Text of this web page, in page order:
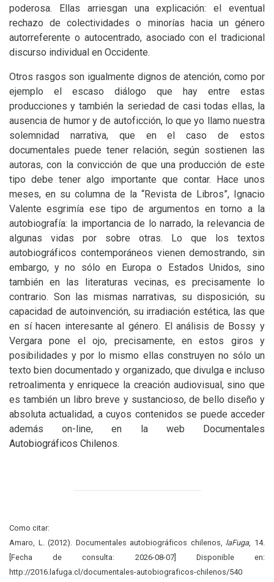
poderosa. Ellas arriesgan una explicación: el eventual
rechazo de colectividades o minorías hacia un género
autorreferente o autocentrado, asociado con el tradicional
discurso individual en Occidente.
Otros rasgos son igualmente dignos de atención, como por
ejemplo el escaso diálogo que hay entre estas
producciones y también la seriedad de casi todas ellas, la
ausencia de humor y de autoficción, lo que yo llamo nuestra
solemnidad narrativa, que en el caso de estos
documentales puede tener relación, según sostienen las
autoras, con la convicción de que una producción de este
tipo debe tener algo importante que contar. Hace unos
meses, en su columna de la “Revista de Libros”, Ignacio
Valente esgrimía ese tipo de argumentos en torno a la
autobiografía: la importancia de lo narrado, la relevancia de
algunas vidas por sobre otras. Lo que los textos
autobiográficos contemporáneos vienen demostrando, sin
embargo, y no sólo en Europa o Estados Unidos, sino
también en las literaturas vecinas, es precisamente lo
contrario. Son las mismas narrativas, su disposición, su
capacidad de autoinvención, su irradiación estética, las que
en sí hacen interesante al género. El análisis de Bossy y
Vergara pone el ojo, precisamente, en estos giros y
posibilidades y por lo mismo ellas construyen no sólo un
texto bien documentado y organizado, que divulga e incluso
retroalimenta y enriquece la creación audiovisual, sino que
es también un libro breve y sustancioso, de bello diseño y
absoluta actualidad, a cuyos contenidos se puede acceder
además on-line, en la web Documentales
Autobiográficos Chilenos.
Como citar:
Amaro, L. (2012). Documentales autobiográficos chilenos, laFuga, 14.
[Fecha de consulta: 2026-08-07] Disponible en:
http://2016.lafuga.cl/documentales-autobiograficos-chilenos/540